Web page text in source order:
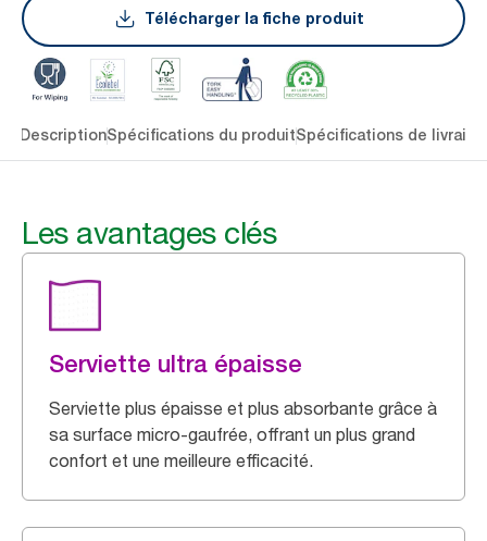
Télécharger la fiche produit
DescriptionSpécifications du produitSpécifications de
Les avantages clés
Serviette ultra épaisse
Serviette plus épaisse et plus absorbante grâce à
sa surface micro-gaufrée, offrant un plus grand
confort et une meilleure efficacité.